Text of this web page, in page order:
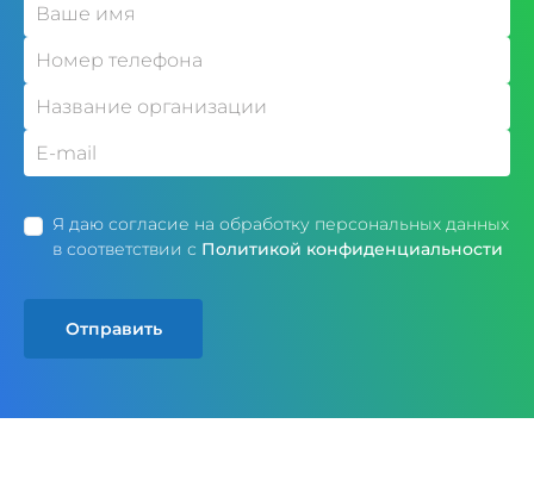
Я даю согласие на обработку персональных данных
в соответствии с Политикой конфиденциальности
Отправить